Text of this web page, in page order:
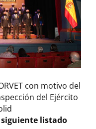
con motivo del
del Ejército
listado